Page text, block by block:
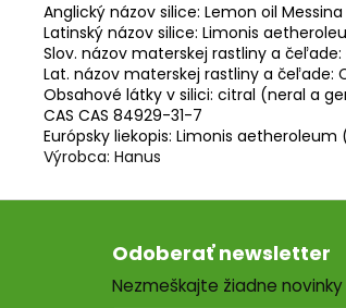
Anglický názov silice: Lemon oil Messina
Latinský názov silice: Limonis
Slov. názov materskej rastliny a čeľade:
Lat. názov materskej rastliny a čeľade:
Obsahové látky v silici: citral (neral a
CAS CAS 84929-31-7
Európsky liekopis: Limonis aetheroleum
Výrobca: Hanus
Z
Odoberať newsletter
Nezmeškajte žiadne